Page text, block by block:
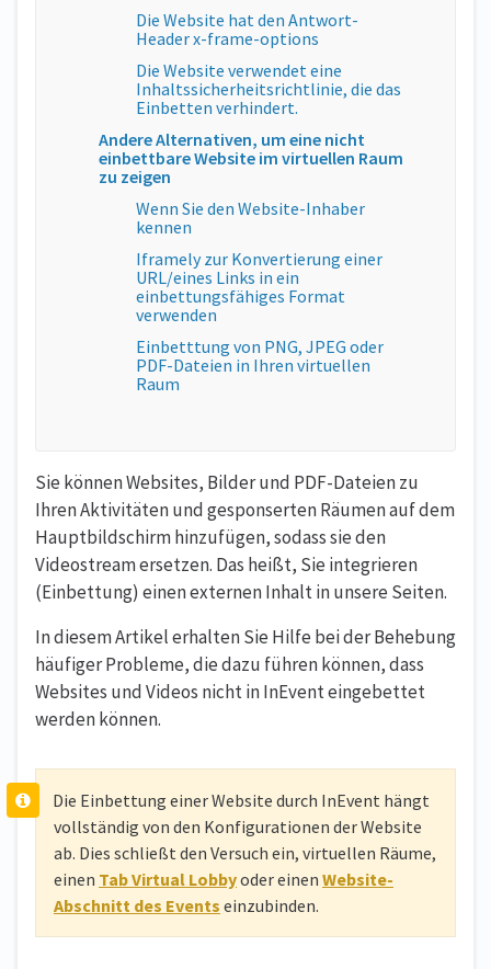
Die Website hat den Antwort-
Header x-frame-options
Die Website verwendet eine
Inhaltssicherheitsrichtlinie, die das
Einbetten verhindert.
Andere Alternativen, um eine nicht
einbettbare Website im virtuellen Raum
zu zeigen
Wenn Sie den Website-Inhaber
kennen
Iframely zur Konvertierung einer
URL/eines Links in ein
einbettungsfähiges Format
verwenden
Einbetttung von PNG, JPEG oder
PDF-Dateien in Ihren virtuellen
Raum
Sie können Websites, Bilder und PDF-Dateien zu
Ihren Aktivitäten und gesponserten Räumen auf dem
Hauptbildschirm hinzufügen, sodass sie den
Videostream ersetzen. Das heißt, Sie integrieren
(Einbettung) einen externen Inhalt in unsere Seiten.
In diesem Artikel erhalten Sie Hilfe bei der Behebung
häufiger Probleme, die dazu führen können, dass
Websites und Videos nicht in InEvent eingebettet
werden können.
Die Einbettung einer Website durch InEvent hängt
vollständig von den Konfigurationen der Website
ab. Dies schließt den Versuch ein, virtuellen Räume,
einen Tab Virtual Lobbyoder einen Website-
Abschnitt des Events einzubinden.